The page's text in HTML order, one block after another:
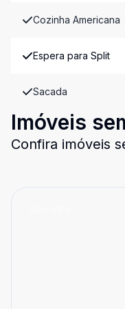
Cozinha Americana
Espera para Split
Sacada
Imóveis
Confira imóveis